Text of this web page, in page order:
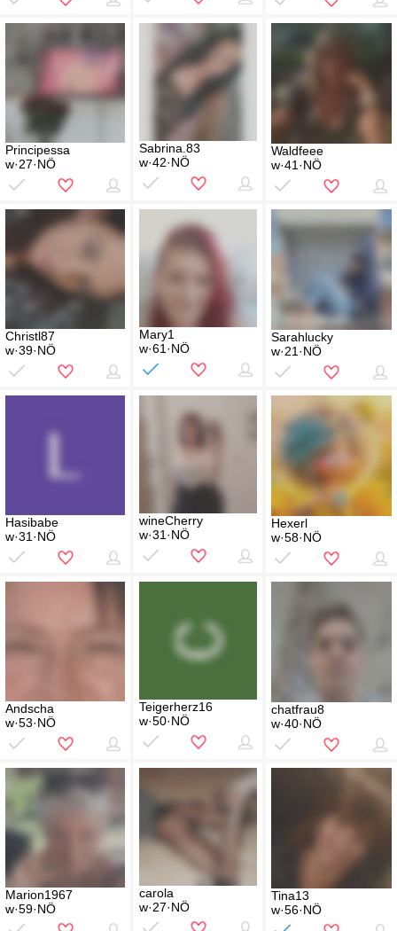
Principessa
w·27·NÖ
Sabrina.83
w·42·NÖ
Waldfeee
w·41·NÖ
Christl87
w·39·NÖ
Mary1
w·61·NÖ
Sarahlucky
w·21·NÖ
Hasibabe
w·31·NÖ
wineCherry
w·31·NÖ
Hexerl
w·58·NÖ
Andscha
w·53·NÖ
Teigerherz16
w·50·NÖ
chatfrau8
w·40·NÖ
Marion1967
w·59·NÖ
carola
w·27·NÖ
Tina13
w·56·NÖ